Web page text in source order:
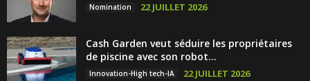
Nomination 22 JUILLET 2026
Cash Garden veut séduire les propriétaires
de piscine avec son robot...
Innovation-High tech-IA 22 JUILLET 2026